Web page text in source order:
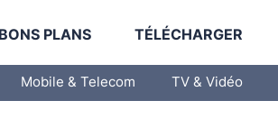
BONS PLANS TÉLÉCHARGER
Mobile & Telecom TV & Vidéo